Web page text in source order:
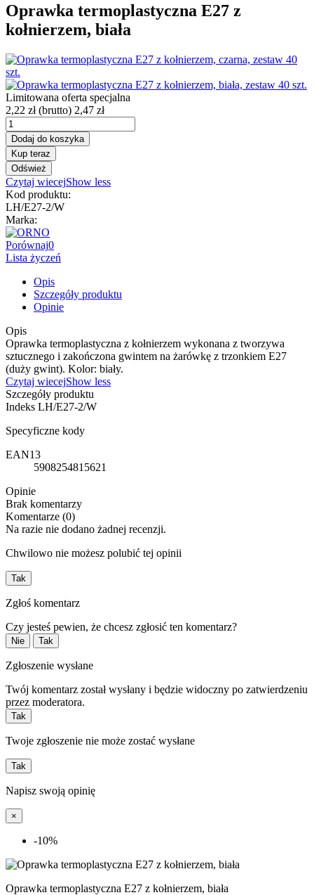
Oprawka termoplastyczna E27 z
kołnierzem, biała
Limitowana oferta specjalna
2,22 zł (brutto) 2,47 zł
Dodaj do koszyka
Kup teraz
Czytaj wiecejShow less
Kod produktu:
LH/E27-2/W
Marka:
Porównaj0
Lista życzeń
Opis
Szczegóły produktu
Opinie
Opis
Oprawka termoplastyczna z kołnierzem wykonana z tworzywa
sztucznego i zakończona gwintem na żarówkę z trzonkiem E27
(duży gwint). Kolor: biały.
Czytaj wiecejShow less
Szczegóły produktu
Indeks LH/E27-2/W
Specyficzne kody
EAN13
5908254815621
Opinie
Brak komentarzy
Komentarze (0)
Na razie nie dodano żadnej recenzji.
Chwilowo nie możesz polubić tej opinii
Tak
Zgłoś komentarz
Czy jesteś pewien, że chcesz zgłosić ten komentarz?
Nie Tak
Zgłoszenie wysłane
Twój komentarz został wysłany i będzie widoczny po zatwierdzeniu
przez moderatora.
Tak
Twoje zgłoszenie nie może zostać wysłane
Tak
Napisz swoją opinię
×
-10%
Oprawka termoplastyczna E27 z kołnierzem, biała